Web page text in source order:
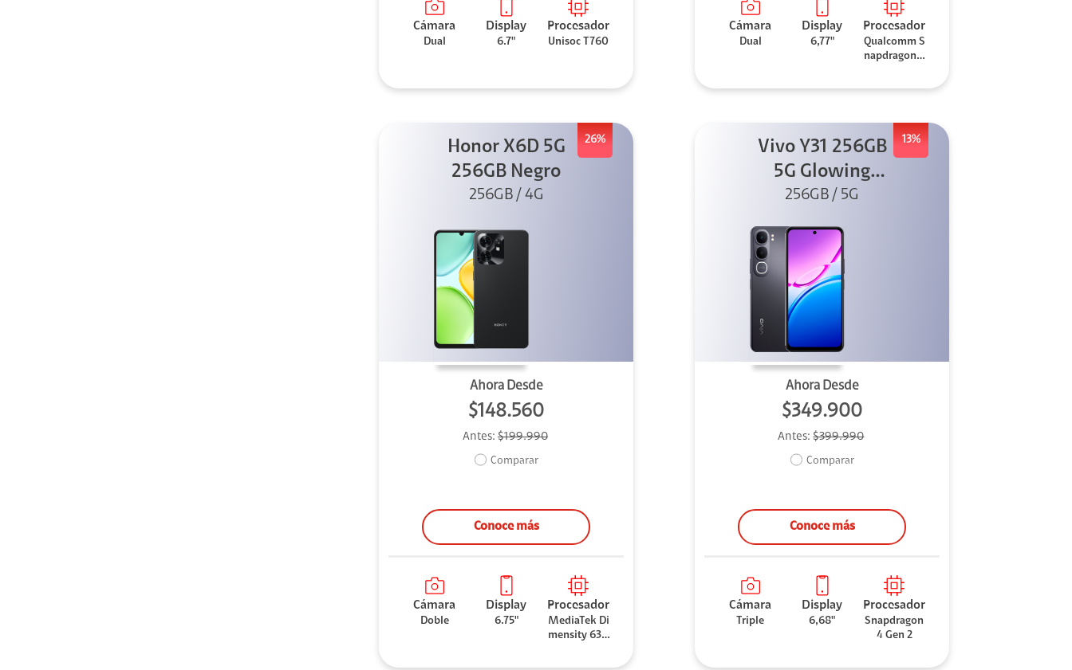
Cámara
Dual
Display
6.7"
Procesador
Unisoc T760
Cámara
Dual
Display
6,77"
Procesador
Qualcomm S
napdragon 7
26%
Honor X6D 5G
256GB Negro
256GB / 4G
Ahora Desde
$148.560
Antes: $199.990
Comparar
Conoce más
Cámara
Doble
Display
6.75"
Procesador
MediaTek Di
mensity 630
13%
Vivo Y31 256GB
5G Glowing
Black
256GB / 5G
Ahora Desde
$349.900
Antes:$399.990
Comparar
Conoce más
Cámara
Triple
Display
6,68"
Procesador
Snapdragon
4 Gen 2